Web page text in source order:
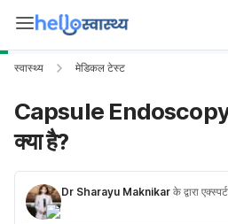
स्वास्थ्य मेडिकल टेस्ट
Capsule Endoscopy:
क्या है?
Dr Sharayu Maknikar के द्वारा